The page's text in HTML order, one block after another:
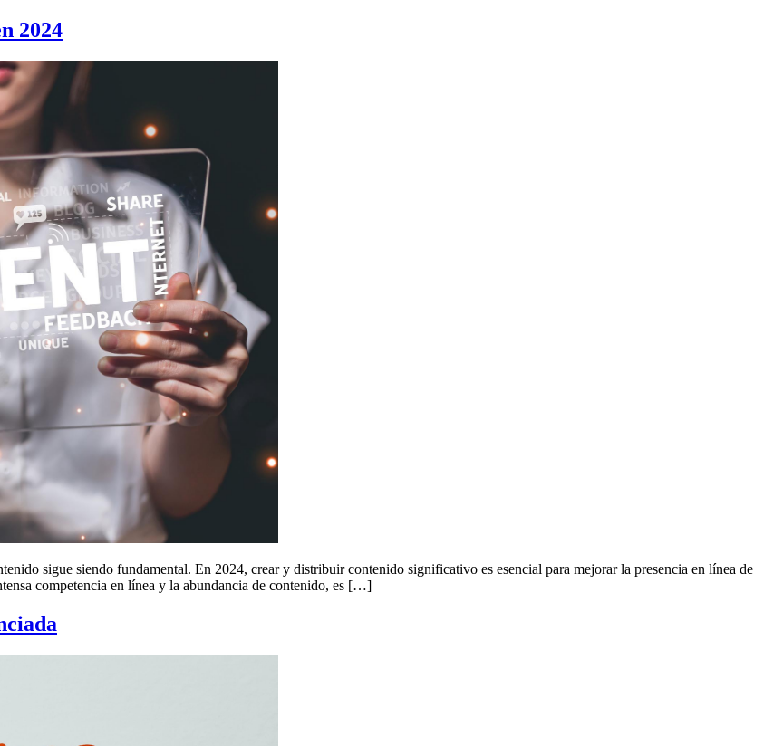
2024
sigue siendo fundamental. En 2024, crear y distribuir contenido significativo es esencial para mejorar la presencia en línea de
competencia en línea y la abundancia de contenido, es […]